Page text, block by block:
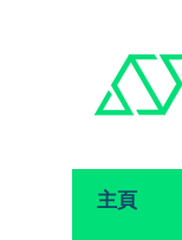
Primary
主頁